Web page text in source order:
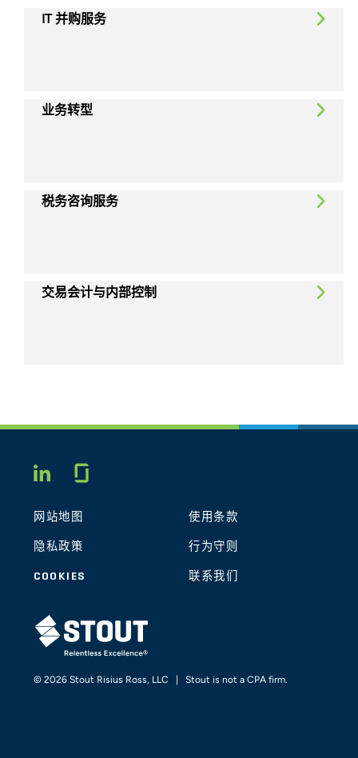
IT 并购服务
业务转型
税务咨询服务
交易会计与内部控制
LINKEDIN
网站地图 使用条款
隐私政策 行为守则
COOKIES 联系我们
STOUT LOGO
© 2026 Stout Risius Ross, LLC | Stout is not a CPA firm.